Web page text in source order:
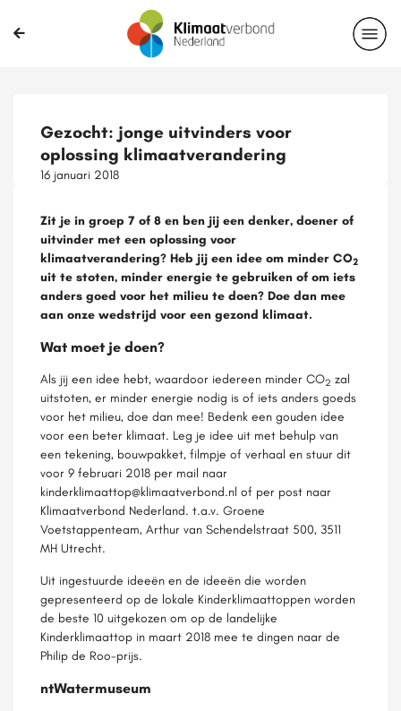
Gezocht: jonge uitvinders voor
oplossing klimaatverandering
16 januari 2018
Zit je in groep 7 of 8 en ben jij een denker, doener of
uitvinder met een oplossing voor
klimaatverandering? Heb jij een idee om minder CO2
uit te stoten, minder energie te gebruiken of om iets
anders goed voor het milieu te doen? Doe dan mee
aan onze wedstrijd voor een gezond klimaat.
Wat moet je doen?
Als jij een idee hebt, waardoor iedereen minder CO2 zal
uitstoten, er minder energie nodig is of iets anders goeds
voor het milieu, doe dan mee! Bedenk een gouden idee
voor een beter klimaat. Leg je idee uit met behulp van
een tekening, bouwpakket, filmpje of verhaal en stuur dit
voor 9 februari 2018 per mail naar
kinderklimaattop@klimaatverbond.nl of per post naar
Klimaatverbond Nederland. t.a.v. Groene
Voetstappenteam, Arthur van Schendelstraat 500, 3511
MH Utrecht.
Uit ingestuurde ideeën en de ideeën die worden
gepresenteerd op de lokale Kinderklimaattoppen worden
de beste 10 uitgekozen om op de landelijke
Kinderklimaattop in maart 2018 mee te dingen naar de
Philip de Roo-prijs.
ntWatermuseum